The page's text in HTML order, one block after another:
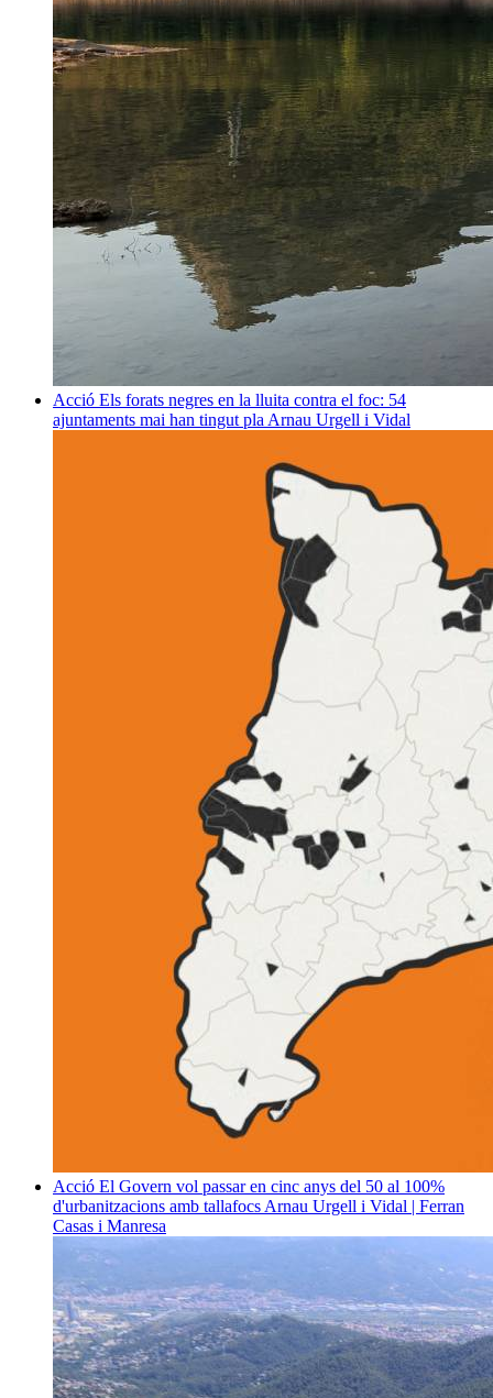
Acció Els forats negres en la lluita contra el foc: 54
ajuntaments mai han tingut pla Arnau Urgell i Vidal
Acció El Govern vol passar en cinc anys del 50 al 100%
d'urbanitzacions amb tallafocs Arnau Urgell i Vidal | Ferran
Casas i Manresa